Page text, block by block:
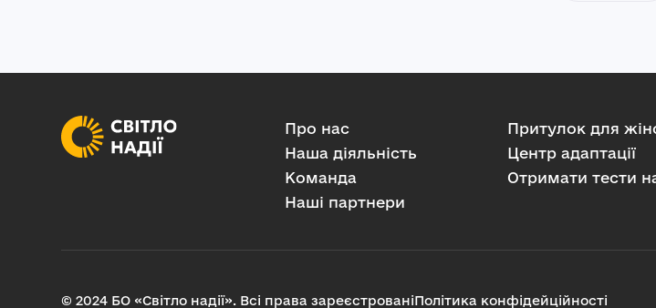
Про нас
Наша діяльність
Команда
Наші партнери
Притулок для
Центр адаптації
Отримати тести
© 2024 БО «Світло надії». Всі права зареєстрованіПолітика конфідейційності